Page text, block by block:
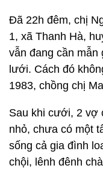
Đã 22h đêm, chị
1, xã Thanh Hà,
vẫn đang cần
lưới. Cách đó
1983, chồng chị
Sau khi cưới, 2 vợ
nhỏ, chưa có một
sống cả gia đình
chội, lênh đênh